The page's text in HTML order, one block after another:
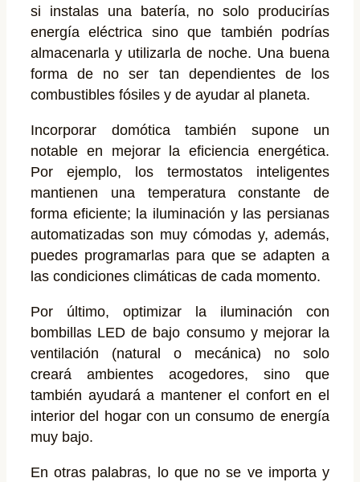
si instalas una batería, no solo producirías
energía eléctrica sino que también podrías
almacenarla y utilizarla de noche. Una buena
forma de no ser tan dependientes de los
combustibles fósiles y de ayudar al planeta.
Incorporar domótica también supone un
notable en mejorar la eficiencia energética.
Por ejemplo, los termostatos inteligentes
mantienen una temperatura constante de
forma eficiente; la iluminación y las persianas
automatizadas son muy cómodas y, además,
puedes programarlas para que se adapten a
las condiciones climáticas de cada momento.
Por último, optimizar la iluminación con
bombillas LED de bajo consumo y mejorar la
ventilación (natural o mecánica) no solo
creará ambientes acogedores, sino que
también ayudará a mantener el confort en el
interior del hogar con un consumo de energía
muy bajo.
En otras palabras, lo que no se ve importa y